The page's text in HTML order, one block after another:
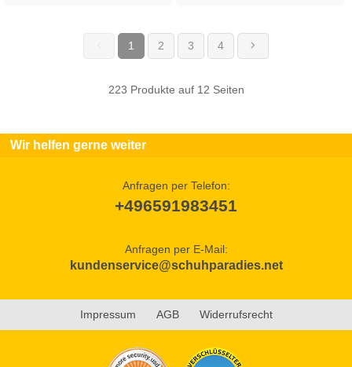
1 (current)
2 3 4
223 Produkte auf 12 Seiten
Wir helfen gerne weiter
Anfragen per Telefon:
+496591983451
Anfragen per E-Mail:
kundenservice@schuhparadies.net
Impressum AGB Widerrufsrecht